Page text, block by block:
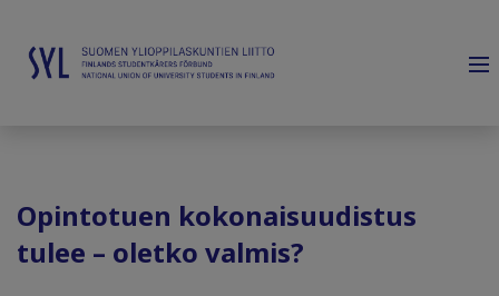
Opintotuen kokonaisuudistus
tulee – oletko valmis?